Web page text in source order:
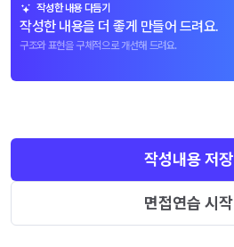
작성한 내용 다듬기
작성한 내용을 더 좋게 만들어 드려요.
구조와 표현을 구체적으로 개선해 드려요.
작성내용 저장
면접연습 시작